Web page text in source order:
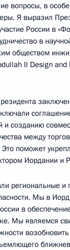
вопросы, в
Я выразил
России в
в
обществом
II Design
и созданию
между
поможет
Иордании и
региональные и
Мы в
в
Мы являемся